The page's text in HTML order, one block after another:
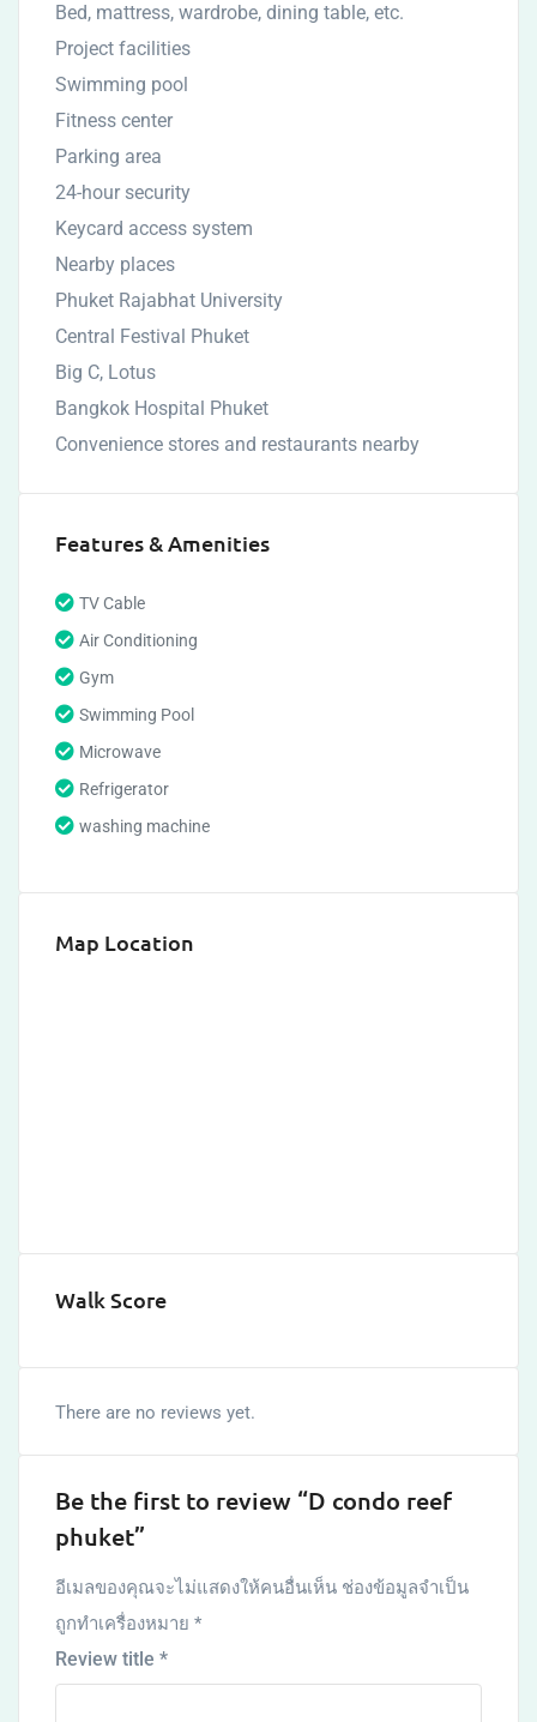
Bed, mattress, wardrobe, dining table, etc.
Project facilities
Swimming pool
Fitness center
Parking area
24-hour security
Keycard access system
Nearby places
Phuket Rajabhat University
Central Festival Phuket
Big C, Lotus
Bangkok Hospital Phuket
Convenience stores and restaurants nearby
Features & Amenities
TV Cable
Air Conditioning
Gym
Swimming Pool
Microwave
Refrigerator
washing machine
Map Location
Walk Score
There are no reviews yet.
Be the first to review “D condo reef
phuket”
อีเมลของคุณจะไม่แสดงให้คนอื่นเห็น ช่องข้อมูลจำเป็น
ถูกทำเครื่องหมาย *
Review title *